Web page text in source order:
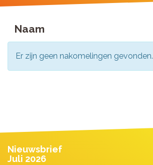
Naam
Er zijn geen nakomelingen gevonden.
Nieuwsbrief
Juli 2026